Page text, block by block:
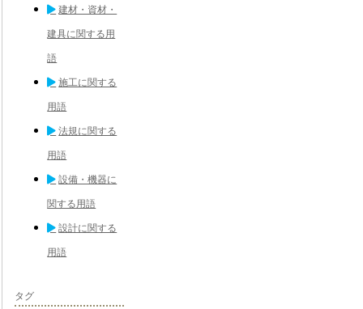
建材・資材・
建具に関する用
語
施工に関する
用語
法規に関する
用語
設備・機器に
関する用語
設計に関する
用語
タグ